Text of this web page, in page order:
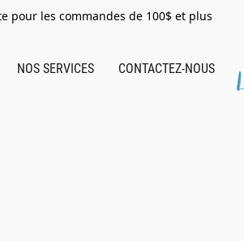
pour les commandes de 100$ et plus
NOS SERVICES CONTACTEZ-NOUS